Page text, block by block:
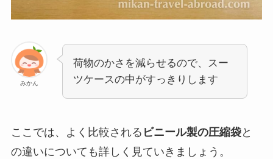
みかん
荷物のかさを減らせるので、スー
ツケースの中がすっきりします
ここでは、よく比較される ビニール製の圧縮袋と
の違いについても詳しく見ていきましょう。